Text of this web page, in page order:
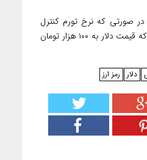
در صورتی‌ که نرخ تورم کنترل
نشود، این احتمال وجود دارد که قیمت دلار به ۱۰۰ هزار تومان
دلار رمز ارز